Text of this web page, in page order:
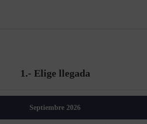
1.- Elige llegada
Septiembre 2026